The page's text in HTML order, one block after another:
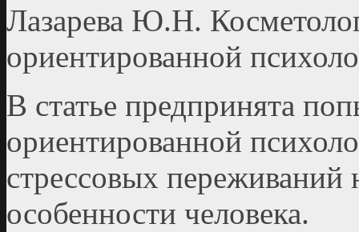
Лазарева Ю.Н.
ориентированной
В статье предпринята
ориентированной
стрессовых переживаний
особенности человека.